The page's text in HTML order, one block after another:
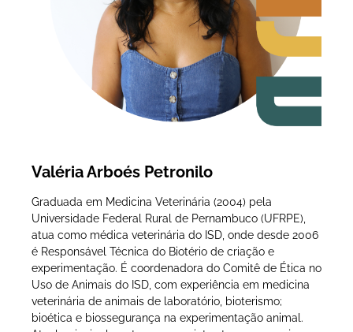
Valéria Arboés Petronilo
Graduada em Medicina Veterinária (2004) pela
Universidade Federal Rural de Pernambuco (UFRPE),
atua como médica veterinária do ISD, onde desde 2006
é Responsável Técnica do Biotério de criação e
experimentação. É coordenadora do Comitê de Ética no
Uso de Animais do ISD, com experiência em medicina
veterinária de animais de laboratório, bioterismo;
bioética e biossegurança na experimentação animal.